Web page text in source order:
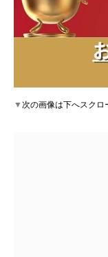
▼次の画像は下へスクロ